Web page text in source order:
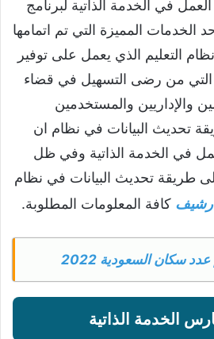
في الخدمة الذاتية لبرنامج
المميزة التي تم اتمامها
التعليم الذي يعمل على توفير
من رضى التسهيل في قضاء
والإداريين والمستخدمين
تحديث البيانات في نظام ان
في الخدمة الذاتية وفي ظل
طريقة تحديث البيانات في نظام
كافة المعلومات المطلوبة.
سكان السعودية 2022
الخدمة الذاتية